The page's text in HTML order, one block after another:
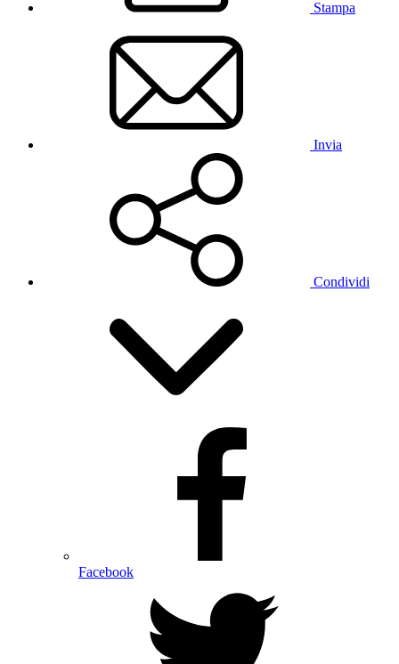
Stampa
Invia
Condividi
Facebook